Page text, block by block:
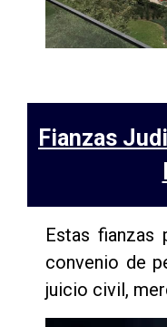
Fianzas
Estas fianzas
convenio de
juicio civil,